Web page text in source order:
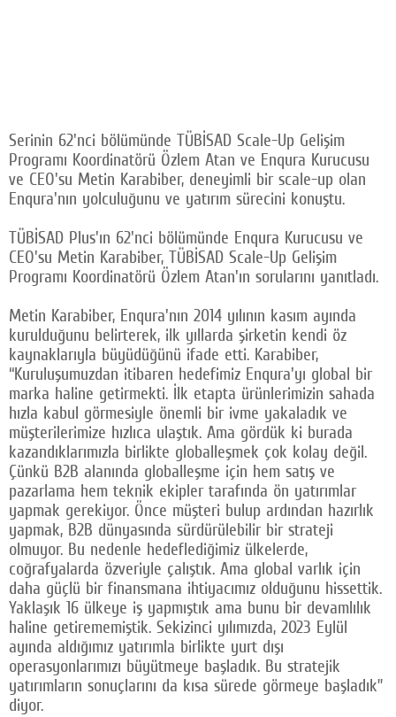
Serinin 62'nci bölümünde TÜBİSAD Scale-Up Gelişim
Programı Koordinatörü Özlem Atan ve Enqura Kurucusu
ve CEO'su Metin Karabiber, deneyimli bir scale-up olan
Enqura'nın yolculuğunu ve yatırım sürecini konuştu.
TÜBİSAD Plus'ın 62'nci bölümünde Enqura Kurucusu ve
CEO'su Metin Karabiber, TÜBİSAD Scale-Up Gelişim
Programı Koordinatörü Özlem Atan'ın sorularını yanıtladı.
Metin Karabiber, Enqura'nın 2014 yılının kasım ayında
kurulduğunu belirterek, ilk yıllarda şirketin kendi öz
kaynaklarıyla büyüdüğünü ifade etti. Karabiber,
“Kuruluşumuzdan itibaren hedefimiz Enqura'yı global bir
marka haline getirmekti. İlk etapta ürünlerimizin sahada
hızla kabul görmesiyle önemli bir ivme yakaladık ve
müşterilerimize hızlıca ulaştık. Ama gördük ki burada
kazandıklarımızla birlikte globalleşmek çok kolay değil.
Çünkü B2B alanında globalleşme için hem satış ve
pazarlama hem teknik ekipler tarafında ön yatırımlar
yapmak gerekiyor. Önce müşteri bulup ardından hazırlık
yapmak, B2B dünyasında sürdürülebilir bir strateji
olmuyor. Bu nedenle hedeflediğimiz ülkelerde,
coğrafyalarda özveriyle çalıştık. Ama global varlık için
daha güçlü bir finansmana ihtiyacımız olduğunu hissettik.
Yaklaşık 16 ülkeye iş yapmıştık ama bunu bir devamlılık
haline getirememiştik. Sekizinci yılımızda, 2023 Eylül
ayında aldığımız yatırımla birlikte yurt dışı
operasyonlarımızı büyütmeye başladık. Bu stratejik
yatırımların sonuçlarını da kısa sürede görmeye başladık”
diyor.